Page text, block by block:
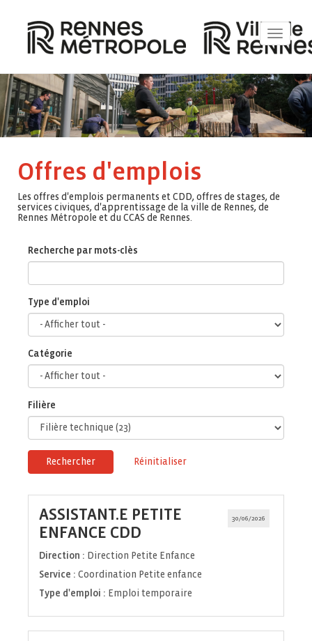
Toggle
Offres d'emplois
Les offres d'emplois permanents et CDD, offres de stages, de
services civiques, d'apprentissage de la ville de Rennes, de
Rennes Métropole et du CCAS de Rennes.
Recherche par mots-clès
Type d'emploi
Catégorie
Filière
Rechercher Réinitialiser
30/06/2026
ASSISTANT.E PETITE
ENFANCE CDD
fenêtre)
Direction : Direction Petite Enfance
Service : Coordination Petite enfance
Type d'emploi : Emploi temporaire